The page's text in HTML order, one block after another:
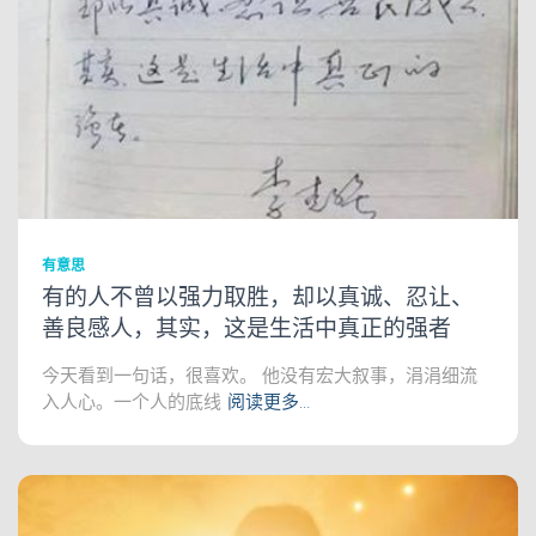
有意思
有的人不曾以强力取胜，却以真诚、忍让、
善良感人，其实，这是生活中真正的强者
今天看到一句话，很喜欢。 他没有宏大叙事，涓涓细流
入人心。一个人的底线 阅读更多…